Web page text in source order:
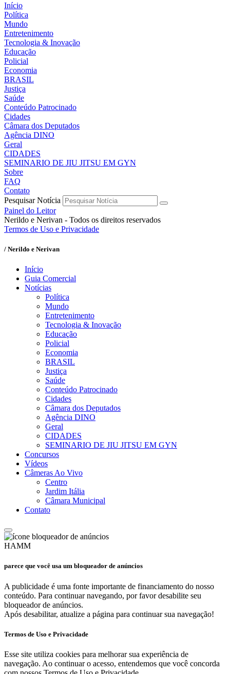
Início
Política
Mundo
Entretenimento
Tecnologia & Inovação
Educação
Policial
Economia
BRASIL
Justiça
Saúde
Conteúdo Patrocinado
Cidades
Câmara dos Deputados
Agência DINO
Geral
CIDADES
SEMINARIO DE JIU JITSU EM GYN
Sobre
FAQ
Contato
Pesquisar Notícia
Painel do Leitor
Nerildo e Nerivan - Todos os direitos reservados
Termos de Uso e Privacidade
/ Nerildo e Nerivan
Início
Guia Comercial
Notícias
Política
Mundo
Entretenimento
Tecnologia & Inovação
Educação
Policial
Economia
BRASIL
Justiça
Saúde
Conteúdo Patrocinado
Cidades
Câmara dos Deputados
Agência DINO
Geral
CIDADES
SEMINARIO DE JIU JITSU EM GYN
Concursos
Vídeos
Câmeras Ao Vivo
Centro
Jardim Itália
Câmara Municipal
Contato
HAMM
parece que você usa um bloqueador de anúncios
A publicidade é uma fonte importante de financiamento do nosso
conteúdo. Para continuar navegando, por favor desabilite seu
bloqueador de anúncios.
Após desabilitar, atualize a página para continuar sua navegação!
Termos de Uso e Privacidade
Esse site utiliza cookies para melhorar sua experiência de
navegação. Ao continuar o acesso, entendemos que você concorda